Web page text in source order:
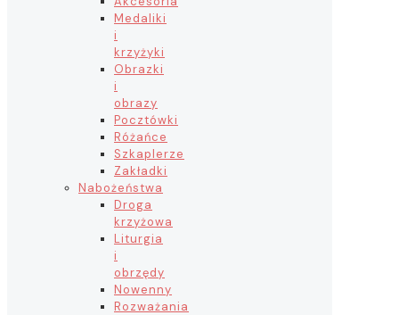
Medaliki
i
krzyżyki
Obrazki
i
obrazy
Pocztówki
Różańce
Szkaplerze
Zakładki
Nabożeństwa
Droga
krzyżowa
Liturgia
i
obrzędy
Nowenny
Rozważania